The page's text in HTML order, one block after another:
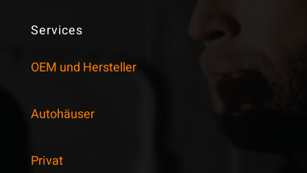
Services
OEM und Hersteller
Autohäuser
Privat